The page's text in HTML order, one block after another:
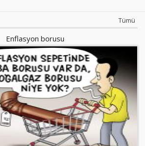
Tümü
Enflasyon borusu